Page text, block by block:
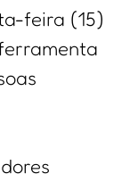
feira (15)